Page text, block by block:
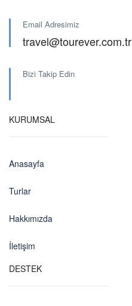
Email Adresimiz
travel@tourever.com.tr
Bizi Takip Edin
KURUMSAL
Anasayfa
Turlar
Hakkımızda
İletişim
DESTEK